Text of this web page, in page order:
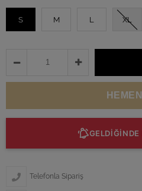
S M L XL
GELDİĞİNDE
Telefonla Sipariş